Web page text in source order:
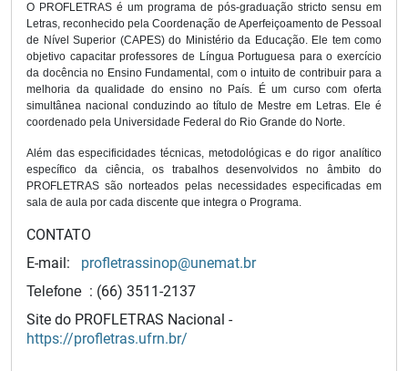
O PROFLETRAS é um programa de pós-graduação stricto sensu em
Letras, reconhecido pela Coordenação de Aperfeiçoamento de Pessoal
de Nível Superior (CAPES) do Ministério da Educação. Ele tem como
objetivo capacitar professores de Língua Portuguesa para o exercício
da docência no Ensino Fundamental, com o intuito de contribuir para a
melhoria da qualidade do ensino no País. É um curso com oferta
simultânea nacional conduzindo ao título de Mestre em Letras. Ele é
coordenado pela Universidade Federal do Rio Grande do Norte.
Além das especificidades técnicas, metodológicas e do rigor analítico
específico da ciência, os trabalhos desenvolvidos no âmbito do
PROFLETRAS são norteados pelas necessidades especificadas em
sala de aula por cada discente que integra o Programa.
CONTATO
E-mail: profletrassinop@unemat.br
Telefone : (66) 3511-2137
Site do PROFLETRAS Nacional -
https://profletras.ufrn.br/